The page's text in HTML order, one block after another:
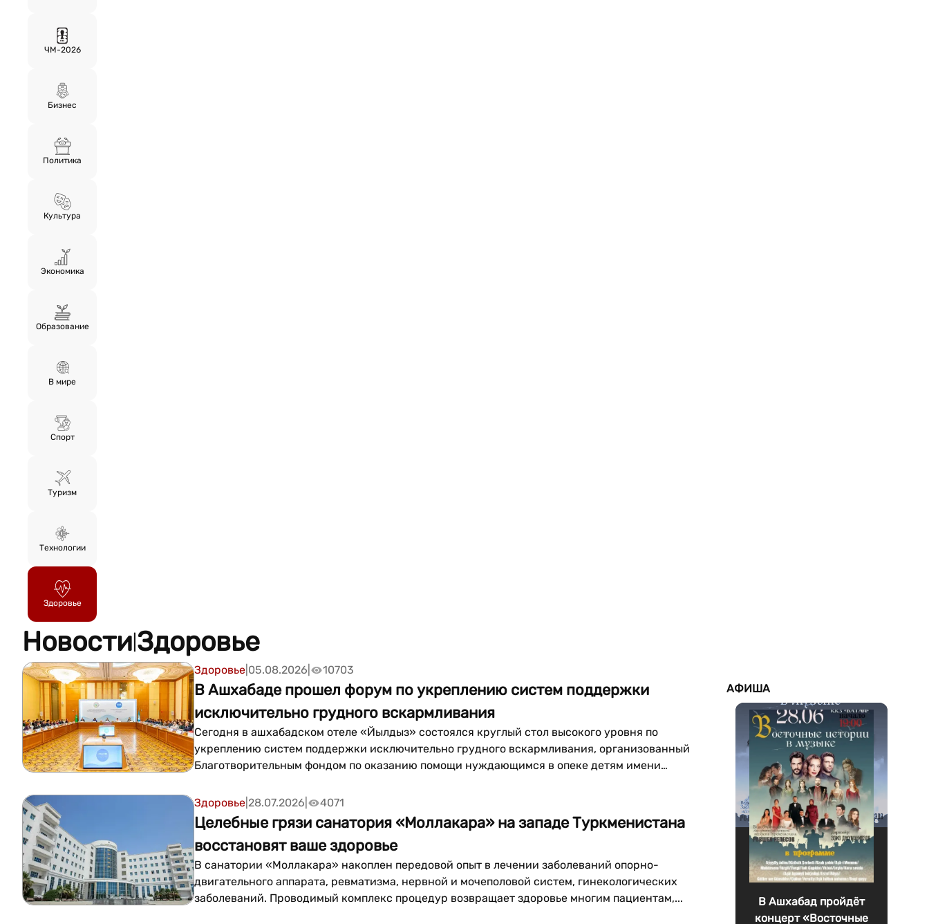
ЧМ-2026
Бизнес
Политика
Культура
Экономика
Образование
В мире
Спорт
Туризм
Технологии
Здоровье
НовостиЗдоровье
Здоровье| 05.08.2026 10703
В Ашхабаде прошел форум по укреплению систем поддержки
исключительно грудного вскармливания
Сегодня в ашхабадском отеле «Йылдыз» состоялся круглый стол высокого уровня по
укреплению систем поддержки исключительно грудного вскармливания, организованный
Благотворительным фондом по оказанию помощи нуждающимся в опеке детям имени
Здоровье| 28.07.2026 4071
Целебные грязи санатория «Моллакара» на западе Туркменистана
восстановят ваше здоровье
В санатории «Моллакара» накоплен передовой опыт в лечении заболеваний опорно-
двигательного аппарата, ревматизма, нервной и мочеполовой систем, гинекологических
заболеваний. Проводимый комплекс процедур возвращает здоровье многим пациентам,...
АФИША
В Ашхабад пройдёт
концерт «Восточные